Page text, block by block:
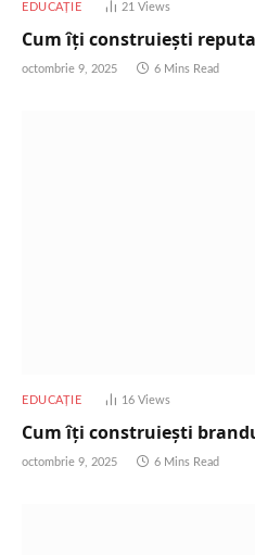
EDUCAȚIE 21Views
Cum îți construiești
octombrie 9, 2025 6 Mins Read
EDUCAȚIE 16Views
Cum îți construiești
octombrie 9, 2025 6 Mins Read